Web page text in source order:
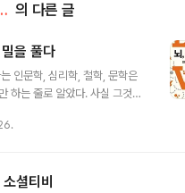
로소 책방 의 다른 글
을 풀다
인문학, 심리학, 철학, 문학은
하는 줄로 알았다. 사실 그것들
았다. 그러니 이제는 좀 더 부지
의해 고통까지도 이겨낼 수 있
셜티비